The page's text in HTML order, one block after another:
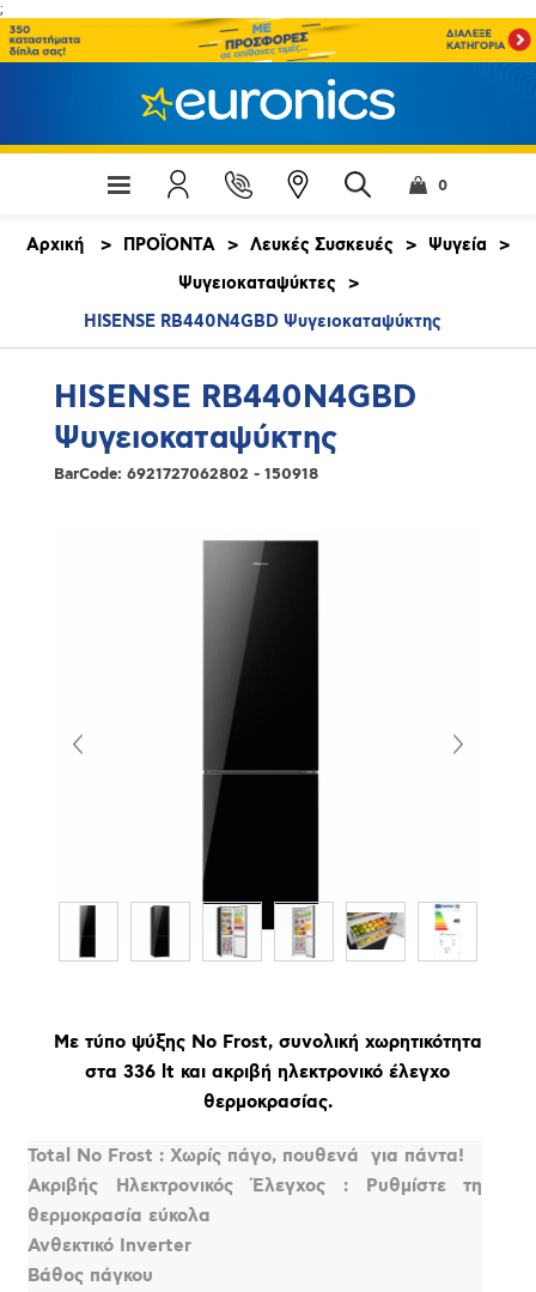
;
0
Αρχική > ΠΡΟΪΟΝΤΑ > Λευκές Συσκευές > Ψυγεία
>
Ψυγειοκαταψύκτες
>
HISENSE RB440N4GBD Ψυγειοκαταψύκτης
HISENSE RB440N4GBD
Ψυγειοκαταψύκτης
BarCode: 6921727062802 - 150918
Με τύπο ψύξης No Frost, συνολική χωρητικότητα
στα 336 lt και ακριβή ηλεκτρονικό έλεγχο
θερμοκρασίας.
Total No Frost : Χωρίς πάγο, πουθενά  για πάντα!
Ακριβής Ηλεκτρονικός Έλεγχος : Ρυθμίστε τη
θερμοκρασία εύκολα
Ανθεκτικό Inverter
Βάθος πάγκου